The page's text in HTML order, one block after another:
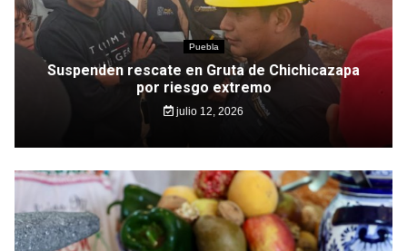
Puebla
Suspenden rescate en Gruta de Chichicazapa
por riesgo extremo
julio 12, 2026